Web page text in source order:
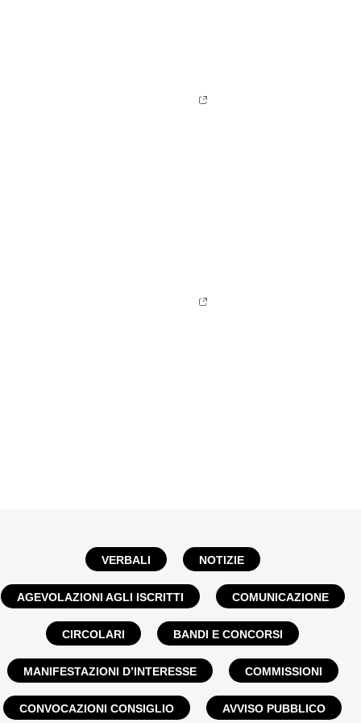
VERBALI NOTIZIE
AGEVOLAZIONI AGLI ISCRITTI COMUNICAZIONE
CIRCOLARI BANDI E CONCORSI
MANIFESTAZIONI D’INTERESSE COMMISSIONI
CONVOCAZIONI CONSIGLIO AVVISO PUBBLICO